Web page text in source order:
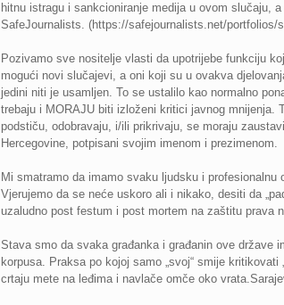
hitnu istragu i sankcioniranje medija u ovom slučaju,
SafeJournalists. (https://safejournalists.net/portfolios/
Pozivamo sve nositelje vlasti da upotrijebe funkciju
mogući novi slučajevi, a oni koji su u ovakva
jedini niti je usamljen. To se ustalilo kao normalno
trebaju i MORAJU biti izloženi kritici javnog mnijenja.
podstiču, odobravaju, i/ili prikrivaju, se moraju
Hercegovine, potpisani svojim imenom i prezimenom.
Mi smatramo da imamo svaku ljudsku i
Vjerujemo da se neće uskoro ali i nikako, desiti da
uzaludno post festum i post mortem na zaštitu prava
Stava smo da svaka građanka i građanin ove države
korpusa. Praksa po kojoj samo „svoj“ smije
crtaju mete na leđima i navlače omče oko